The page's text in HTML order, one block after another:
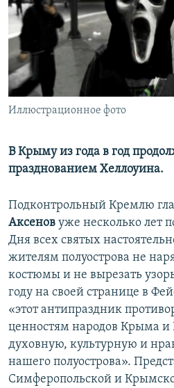
ПОБЕДИТЕЛЕЙ НЕ СУДЯТ?
КРЫМ.НЕПОКОРЕННЫЙ
ELIFBE
УКРАИНСКАЯ ПРОБЛЕМА КРЫМА
ПРИСОЕДИНЯЙТЕСЬ!
Все сайты RFE/RL
Иллюстрационное фото
В Крыму из года в год
празднованием Хеллоуина.
Подконтрольный Кремлю
Аксенов уже несколько лет
Дня всех святых
жителям полуострова не
костюмы и не вырезать
году на своей странице в
«этот антипраздник
ценностям народов Крыма и
духовную, культурную и
нашего полуострова».
Симферопольской и